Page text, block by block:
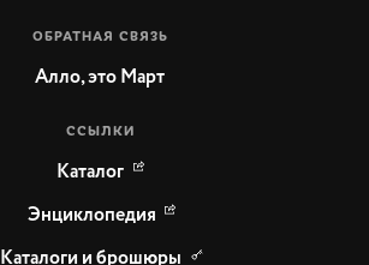
ССЫЛКИ
Энциклопедия
ОБРАТНАЯ СВЯЗЬ
Каталог
Каталоги и брошюры
Алло, это Март